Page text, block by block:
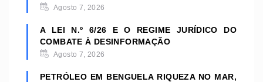
Agosto 7, 2026
A LEI N.º 6/26 E O REGIME JURÍDICO DO
COMBATE À DESINFORMAÇÃO
Agosto 7, 2026
PETRÓLEO EM BENGUELA RIQUEZA NO MAR,